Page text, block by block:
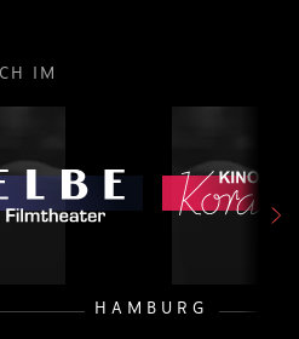
IM
HAMBURG